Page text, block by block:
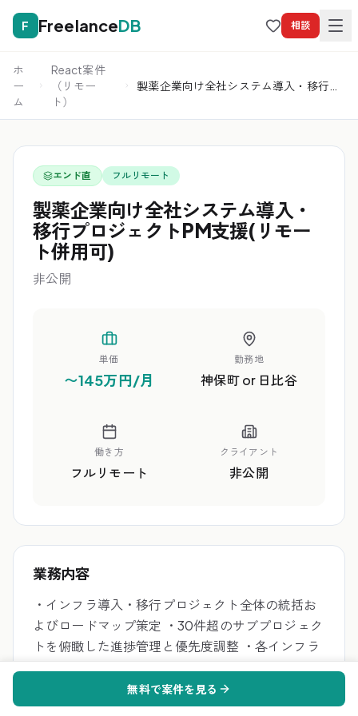
F FreelanceDB 相談
ホ
ー
ム
React案件
（リモー
ト）
製薬企業向け全社システム導入・移行プ
エンド直 フルリモート
製薬企業向け全社システム導入・
移行プロジェクトPM支援(リモー
ト併用可)
非公開
単価
〜145万円/月
勤務地
神保町 or 日比谷
働き方
フルリモート
クライアント
非公開
業務内容
・インフラ導入・移行プロジェクト全体の統括お
よびロードマップ策定 ・30件超のサブプロジェク
トを俯瞰した進捗管理と優先度調整 ・各インフラ
領域リーダーのマネジメントおよび妥当性のレビ
ュー ・アプリチームや子会社・関連会社との調整
およびベンダー管理 ・移行・切替フェーズにおけ
無料で案件を見る